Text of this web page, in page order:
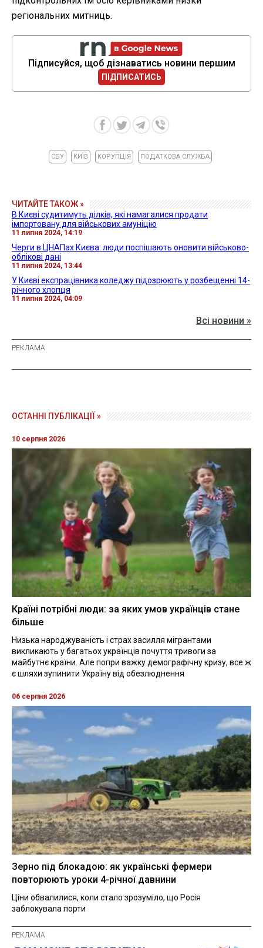
регіональних митниць.
Підписуйся, щоб дізнаватись новини першим
ПІДПИСАТИСЬ
СБУ КИЇВ КОРУПЦІЯ ПОДАТКОВА СЛУЖБА
ЧИТАЙТЕ ТАКОЖ »
В Києві судитимуть ділків, які намагалися продати
імпортовану для військових амуніцію
11 липня 2024, 14:19
Черги в ЦНАПах Києва: люди поспішають оновити військово-
облікові дані
11 липня 2024, 13:44
У Києві експрацівника коледжу підозрюють у розбещенні 14-
річного хлопця
11 липня 2024, 04:09
Всі новини »
ОСТАННІ ПУБЛІКАЦІЇ »
10 серпня 2026
Країні потрібні люди: за яких умов українців стане
більше
Низька народжуваність і страх засилля мігрантами
викликають у багатьох українців почуття тривоги за
майбутнє країни. Але попри важку демографічну кризу, все ж
є шляхи зупинити Україну від обезлюднення
06 серпня 2026
Зерно під блокадою: як українські фермери
повторюють уроки 4-річної давнини
Ціни обвалилися, коли стало зрозуміло, що Росія
заблокувала порти